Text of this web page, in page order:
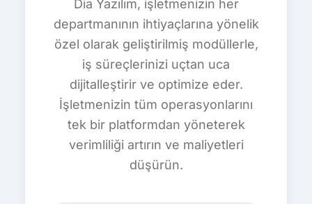
Dia Yazılım, işletmenizin her
departmanının ihtiyaçlarına yönelik
özel olarak geliştirilmiş modüllerle,
iş süreçlerinizi uçtan uca
dijitalleştirir ve optimize eder.
İşletmenizin tüm operasyonlarını
tek bir platformdan yöneterek
verimliliği artırın ve maliyetleri
düşürün.